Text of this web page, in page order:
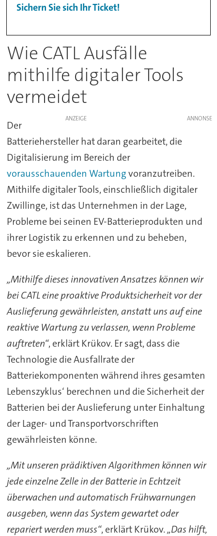
Sichern Sie sich Ihr Ticket!
Wie CATL Ausfälle
mithilfe digitaler Tools
vermeidet
ANZEIGE
Der
Batteriehersteller hat daran gearbeitet, die
Digitalisierung im Bereich der
vorausschauenden Wartungvoranzutreiben.
Mithilfe digitaler Tools, einschließlich digitaler
Zwillinge, ist das Unternehmen in der Lage,
Probleme bei seinen EV-Batterieprodukten und
ihrer Logistik zu erkennen und zu beheben,
bevor sie eskalieren.
„Mithilfe dieses innovativen Ansatzes können wir
bei CATL eine proaktive Produktsicherheit vor der
Auslieferung gewährleisten, anstatt uns auf eine
reaktive Wartung zu verlassen, wenn Probleme
auftreten“, erklärt Krükov. Er sagt, dass die
Technologie die Ausfallrate der
Batteriekomponenten während ihres gesamten
Lebenszyklus‘ berechnen und die Sicherheit der
Batterien bei der Auslieferung unter Einhaltung
der Lager- und Transportvorschriften
gewährleisten könne.
„Mit unseren prädiktiven Algorithmen können wir
jede einzelne Zelle in der Batterie in Echtzeit
überwachen und automatisch Frühwarnungen
ausgeben, wenn das System gewartet oder
repariert werden muss“, erklärt Krükov.„Das hilft,